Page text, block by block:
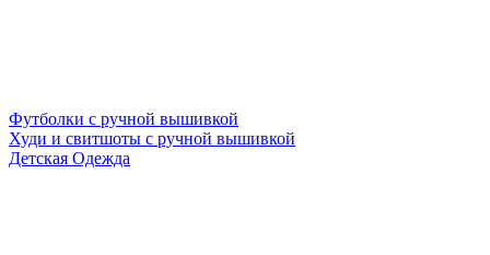
Футболки с ручной вышивкой
Худи и свитшоты с ручной вышивкой
Детская Одежда